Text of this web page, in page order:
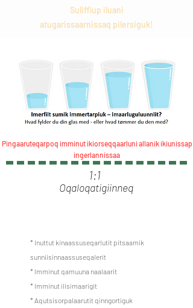
Suliffiup iluani
atugarissaarnissaq pilersiguk!
Pingaaruteqarpoq imminut ikiorseqqaarluni allanik ikiunissap
ingerlannissaa
1:1
Oqaloqatigiinneq
* Inuttut kinaassuseqarlutit pitsaamik
sunniisinnaassuseqalerit
* Imminut qamuuna naalaarit
* Imminut ilisimaarigit
* Aqutsisorpalaarutit qinngortiguk